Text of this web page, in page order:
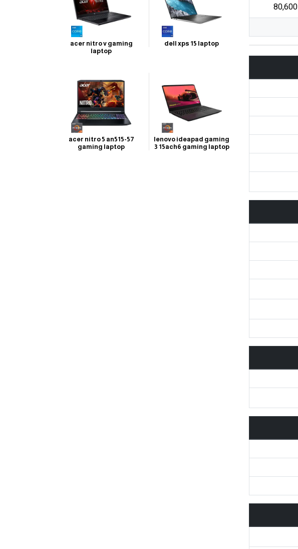
80,600
dell xps 15 laptop
acer nitro v gaming
laptop
lenovo ideapad gaming
3 15ach6 gaming laptop
acer nitro 5 an515-57
gaming laptop